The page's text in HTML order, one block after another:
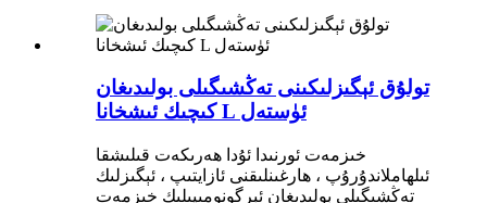
تولۇق ئېگىزلىكىنى تەڭشىگىلى بولىدىغان
كىچىك ئىشخانا L ئۈستەل
خىزمەت ئورنىدا ئۇدا ھەرىكەت قىلىشقا
ئىلھاملاندۇرۇپ ، ھارغىنلىقنى ئازايتىپ ، ئېگىزلىك
تەڭشىگىلى بولىدىغان ئېرگونومىيىلىك خىزمەت